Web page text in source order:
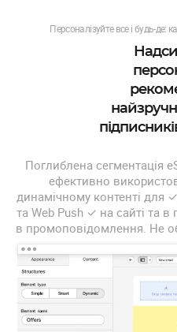
Персоналізуйте все і будь-де:
Поглиблена сегментація
ефективно
динамічному контенті
та Web Push ✓ на сайті та в
в промоповідомлення. Не